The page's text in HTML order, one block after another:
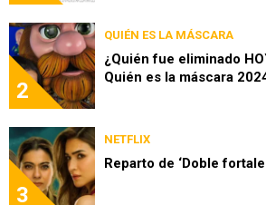
2
QUIÉN ES LA MÁSCARA
¿Quién fue eliminado
Quién es la máscara
3
NETFLIX
Reparto de ‘Doble